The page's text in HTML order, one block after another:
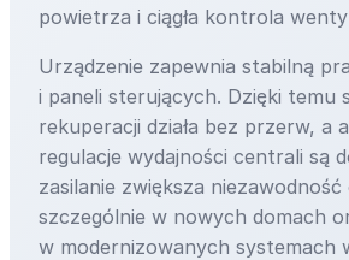
powietrza i ciągła kontrola
Urządzenie zapewnia stabilną
i paneli sterujących. Dzięki temu
rekuperacji działa bez przerw, a
regulacje wydajności centrali są
zasilanie zwiększa niezawodność
szczególnie w nowych domach
w modernizowanych systemach